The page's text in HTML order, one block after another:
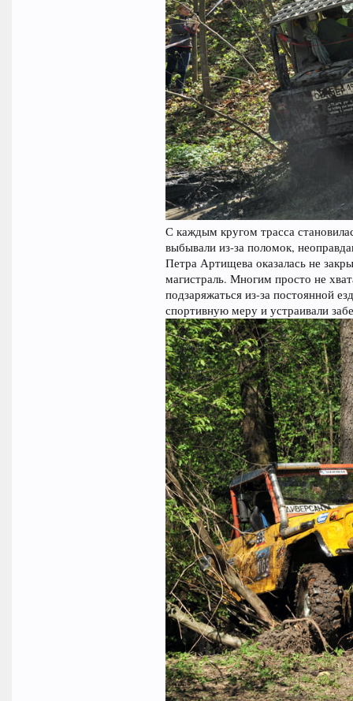
С каждым кругом трасса
выбывали из-за поломок,
Петра Артищева оказалась не
магистраль. Многим просто не
подзаряжаться из-за постоянной
спортивную меру и устраивали